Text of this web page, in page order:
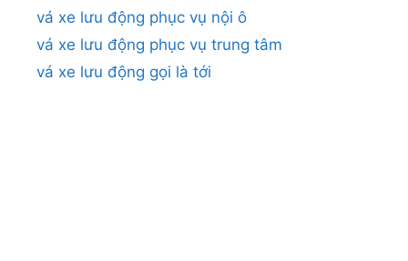
vá xe lưu động phục vụ nội ô
vá xe lưu động phục vụ trung tâm
vá xe lưu động gọi là tới